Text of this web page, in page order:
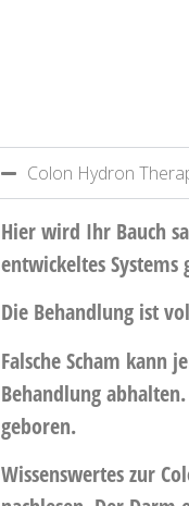
Colon Hydron
Hier wird Ihr Bauch
entwickeltes Systems
Die Behandlung ist
Falsche Scham kann
Behandlung
geboren.
Wissenswertes zur